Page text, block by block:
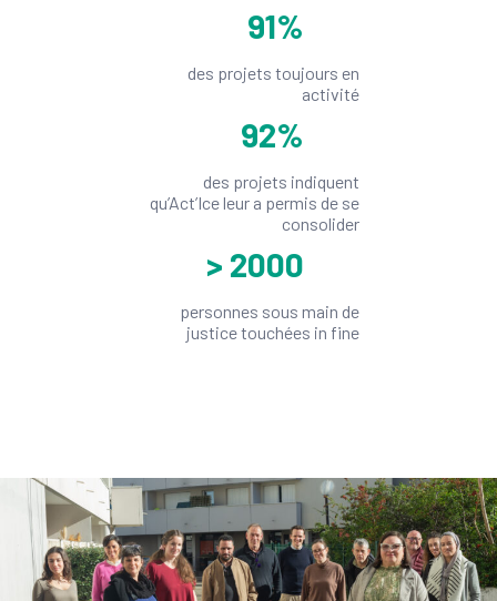
91%
des projets toujours en
activité
92%
des projets indiquent
qu’Act’Ice leur a permis de se
consolider
> 2000
personnes sous main de
justice touchées in fine